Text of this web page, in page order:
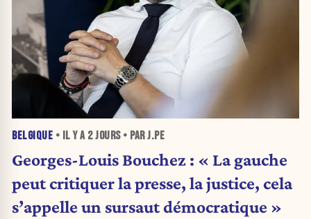
BELGIQUE • IL Y A 2 JOURS• PAR J.PE
Georges-Louis Bouchez : « La gauche
peut critiquer la presse, la justice, cela
s’appelle un sursaut démocratique »